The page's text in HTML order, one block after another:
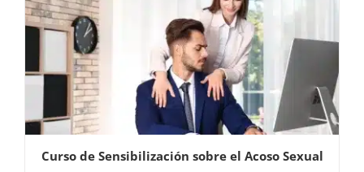
Curso de Sensibilización sobre el Acoso Sexual